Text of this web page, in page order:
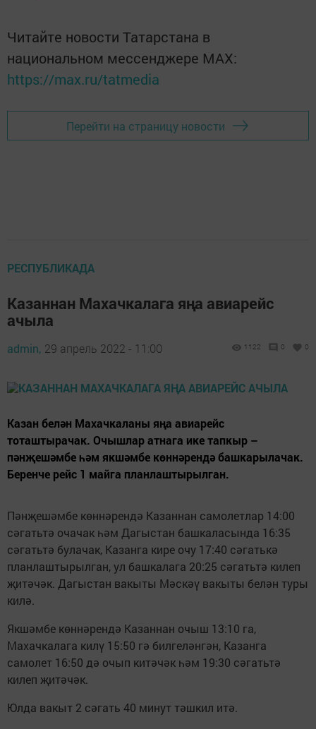
Читайте новости Татарстана в
национальном мессенджере MАХ:
https://max.ru/tatmedia
Перейти на страницу новости
РЕСПУБЛИКАДА
Казаннан Махачкалага яңа авиарейс
ачыла
admin, 29 апрель 2022 - 11:00 1122 0 0
Казан белән Махачкаланы яңа авиарейс
тоташтырачак. Очышлар атнага ике тапкыр –
пәнҗешәмбе һәм якшәмбе көннәрендә башкарылачак.
Беренче рейс 1 майга планлаштырылган.
Пәнҗешәмбе көннәрендә Казаннан самолетлар 14:00
сәгатьтә очачак һәм Дагыстан башкаласында 16:35
сәгатьтә булачак, Казанга кире очу 17:40 сәгатькә
планлаштырылган, ул башкалага 20:25 сәгатьтә килеп
җитәчәк. Дагыстан вакыты Мәскәү вакыты белән туры
килә.
Якшәмбе көннәрендә Казаннан очыш 13:10 га,
Махачкалага килү 15:50 гә билгеләнгән, Казанга
самолет 16:50 дә очып китәчәк һәм 19:30 сәгатьтә
килеп җитәчәк.
Юлда вакыт 2 сәгать 40 минут тәшкил итә.